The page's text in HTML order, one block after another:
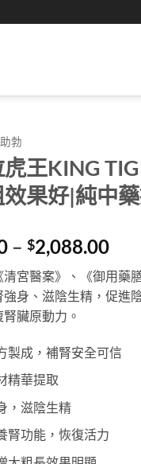
勃
王KING
果好|純中
– $2,088.00Price
清宮醫案》、《御用藥
強身、滋陰生精，促進
臟原動力。
製成，補腎安全可信
精華提取
，滋陰生精
腎功能，恢復活力